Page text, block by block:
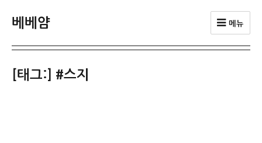
베베얌 메뉴
[태그:] #스지